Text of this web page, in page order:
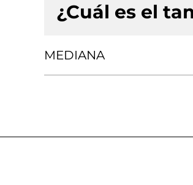
¿Cuál es el
MEDIANA